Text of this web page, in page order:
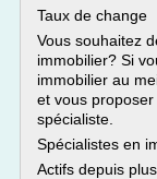
Taux de change
Vous souhaitez
immobilier? Si
immobilier au
et vous
spécialiste.
Spécialistes en
Actifs depuis